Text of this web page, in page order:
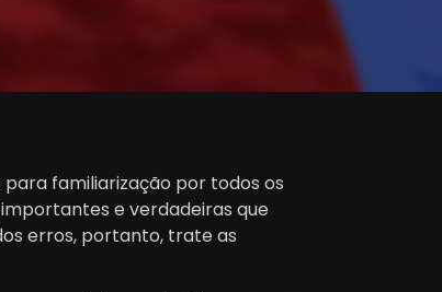
familiarização por todos os
e verdadeiras que
erros, portanto, trate as